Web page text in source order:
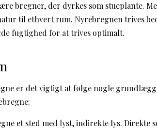
bregner, der dyrkes som stueplante.
til ethvert rum. Nyrebregnen trives
fugtighed for at trives optimalt.
er det vigtigt at følge nogle
et sted med lyst, indirekte lys. Direkte